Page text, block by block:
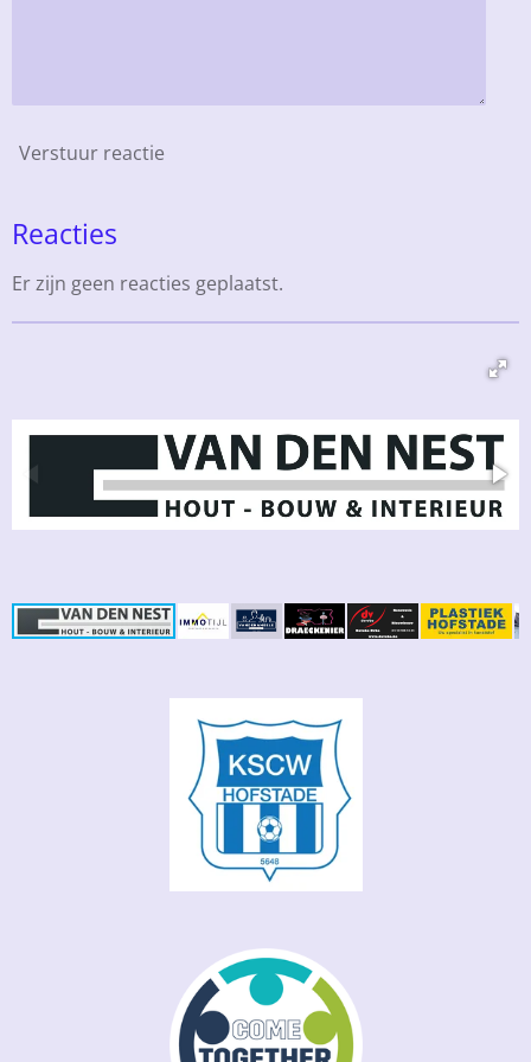
Verstuur reactie
Reacties
Er zijn geen reacties geplaatst.